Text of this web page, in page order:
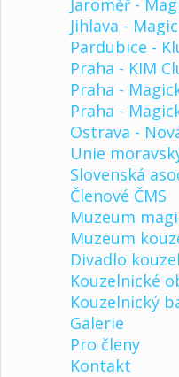
Jaroměř -
Jihlava -
Pardubice -
Praha - KIM
Praha -
Praha -
Ostrava -
Unie
Slovenská
Členové ČMS
Muzeum
Muzeum
Divadlo
Kouzelnické
Kouzelnický
Galerie
Pro členy
Kontakt